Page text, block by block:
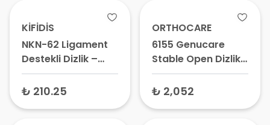
KİFİDİS
NKN-62 Ligament
Destekli Dizlik –
Patella Destekli
Dizlik, Medikal Dizlik
₺ 210.25
ORTHOCARE
6155 Genucare
Stable Open Dizlik
– Çelik Balenli
Dizlik, Medikal Dizlik
₺ 2,052